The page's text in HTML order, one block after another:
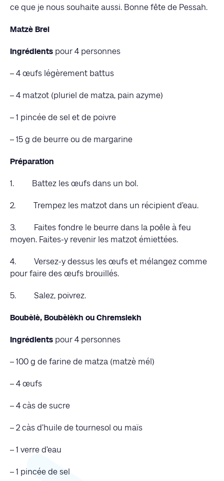
ce que je nous souhaite aussi. Bonne fête de Pessah.
Matzè Brei
Ingrédients pour 4 personnes
– 4 œufs légèrement battus
– 4 matzot (pluriel de matza, pain azyme)
– 1 pincée de sel et de poivre
– 15 g de beurre ou de margarine
Préparation
1. Battez les œufs dans un bol.
2. Trempez les matzot dans un récipient d’eau.
3. Faites fondre le beurre dans la poêle à feu
moyen. Faites-y revenir les matzot émiettées.
4. Versez-y dessus les œufs et mélangez comme
pour faire des œufs brouillés.
5. Salez, poivrez.
Boubèlè, Boubèlèkh ou Chremslekh
Ingrédients pour 4 personnes
– 100 g de farine de matza (matzè mél)
– 4 œufs
– 4 càs de sucre
– 2 càs d’huile de tournesol ou maïs
– 1 verre d’eau
– 1 pincée de sel